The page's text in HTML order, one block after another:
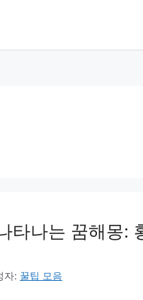
타나는 꿈해몽:
자: 꿀팁 모음